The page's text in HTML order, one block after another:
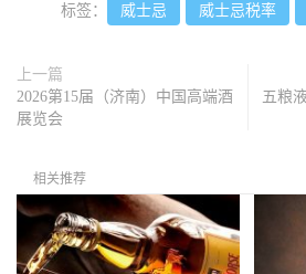
标签： 威士忌 威士忌税率
上一篇
2026第15届（济南）中国高端酒
展览会
五粮
相关推荐